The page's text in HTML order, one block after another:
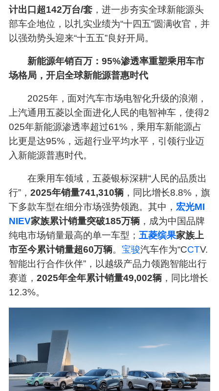
计出口超142万台/套，进一步夯实全球新能源头
部车企地位，以扎实业绩为“十四五”圆满收官，并
以强劲势头迎来“十五五”良好开局。
新能源年销百万：95%渗透率重塑乘用车市
场格局，开启全球新能源普惠时代
2025年，面对汽车市场电智化升级的浪潮，
上汽通用五菱以全面进化人民的电智神车，使得2
025年新能源渗透率超过61%，乘用车新能源占
比更是达95%，远超行业平均水平，引领行业迈
入新能源普惠时代。
在乘用车领域，五菱银标深耕“人民的品质出
行”， 2025年销量741,310辆，同比增长8.8%，旗
下多款车型在细分市场强势领跑。其中， 宏光MI
NIEV家族累计销量突破185万辆，成为中国品牌
纯电市场销量最高的单一车型； 五菱缤果家族上
市至今累计销量超60万辆。 宝骏汽车作为“CCTV.
智能出行合作伙伴”，以越级产品力领跑智能出行
赛道， 2025年全年累计销量49,002辆，同比增长
12.3%。